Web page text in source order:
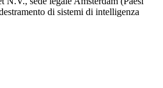
di sistemi di intelligenza